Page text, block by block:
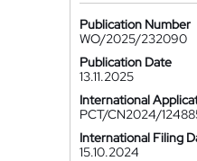
Publication Number
WO/2025/232090
Publication Date
13.11.2025
International
PCT/CN2024/
International Filing
15.10.2024